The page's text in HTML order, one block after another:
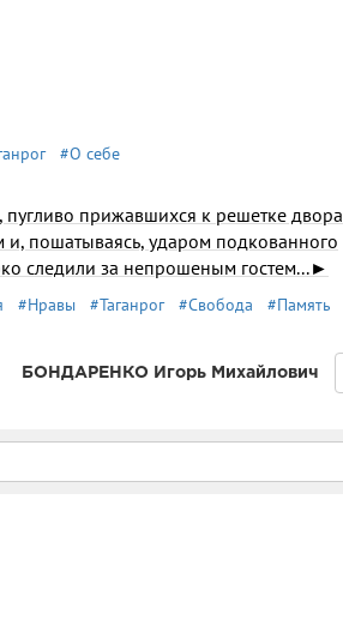
#О себе
прижавшихся к решетке двора
пошатываясь, ударом подкованного
следили за непрошеным гостем...►
#Нравы #Таганрог #Свобода #Память
БОНДАРЕНКО Игорь Михайлович